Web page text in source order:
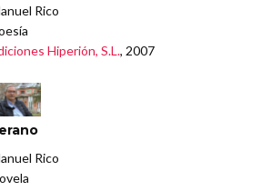
Rico
Hiperión, S.L., 2007
Rico